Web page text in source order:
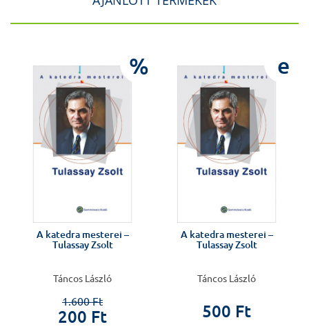
%
A katedra mesterei –
Tulassay Zsolt
Táncos László
1.600 Ft
200 Ft
e
A katedra mesterei –
Tulassay Zsolt
Táncos László
500 Ft